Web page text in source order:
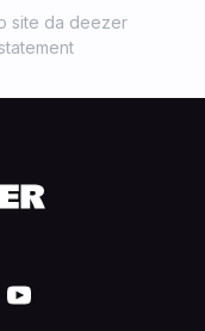
site da deezer